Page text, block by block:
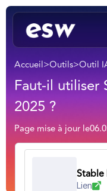
Accueil>Outils>Outil
Faut-il utiliser
2025 ?
Page mise à jour le
Lien